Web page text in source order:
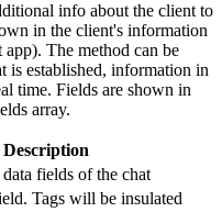
info about the client to
in the client's information
The method can be
is established, information in
time. Fields are shown in
array.
Description
fields of the chat
Tags will be insulated